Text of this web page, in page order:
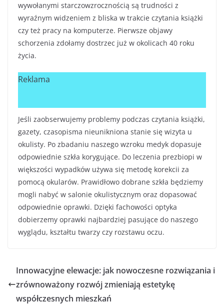
wywołanymi starczowzrocznością są trudności z
wyraźnym widzeniem z bliska w trakcie czytania książki
czy też pracy na komputerze. Pierwsze objawy
schorzenia zdołamy dostrzec już w okolicach 40 roku
życia.
Reklama
Jeśli zaobserwujemy problemy podczas czytania książki,
gazety, czasopisma nieunikniona stanie się wizyta u
okulisty. Po zbadaniu naszego wzroku medyk dopasuje
odpowiednie szkła korygujące. Do leczenia prezbiopi w
większości wypadków używa się metodę korekcii za
pomocą okularów. Prawidłowo dobrane szkła będziemy
mogli nabyć w salonie okulistycznym oraz dopasować
odpowiednie oprawki. Dzięki fachowości optyka
dobierzemy oprawki najbardziej pasujące do naszego
wyglądu, kształtu twarzy czy rozstawu oczu.
Innowacyjne elewacje: jak nowoczesne rozwiązania i
zrównoważony rozwój zmieniają estetykę
współczesnych mieszkań